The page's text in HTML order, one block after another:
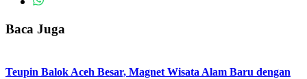
Baca Juga
Teupin Balok Aceh Besar, Magnet Wisata Alam Baru dengan